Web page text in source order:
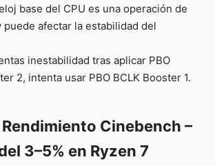
base del CPU es una operación de
puede afectar la estabilidad del
inestabilidad tras aplicar PBO
2, intenta usar PBO BCLK Booster 1.
Cinebench –
3–5% en Ryzen 7